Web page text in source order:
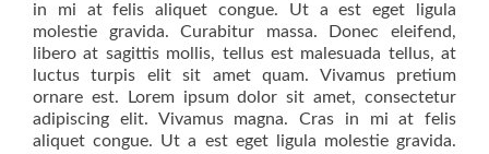
in mi at felis aliquet congue. Ut a est eget ligula
molestie gravida. Curabitur massa. Donec eleifend,
libero at sagittis mollis, tellus est malesuada tellus, at
luctus turpis elit sit amet quam. Vivamus pretium
ornare est. Lorem ipsum dolor sit amet, consectetur
adipiscing elit. Vivamus magna. Cras in mi at felis
aliquet congue. Ut a est eget ligula molestie gravida.